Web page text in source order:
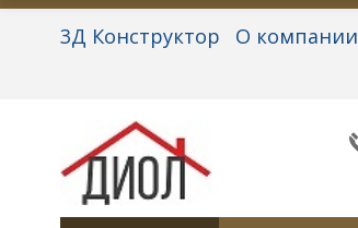
3Д Конструктор О компании